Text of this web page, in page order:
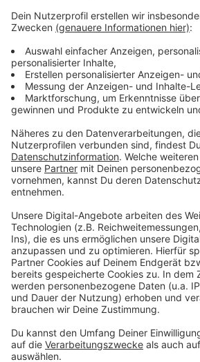
Salz & Pfeffer
zum Braten Butterschmalz, oder
Für die Remouladenmayonnaise:
2 Stück Eigelb
250 ml Pflanzenöl
Salz & Pfeffer
Halber TL Senf
Für die Einlage zur Remoulade:
2 Eier, hartgekocht
2 Gewürzgurken, oder Cornichon
4 EL gehackte Kräuter, z. B.
Schnittlauch oder Dill
1 TL Apfelessig, oder
halber Teelöffel Zucker
halbe kleine Zwiebel
Salz
Pfeffer